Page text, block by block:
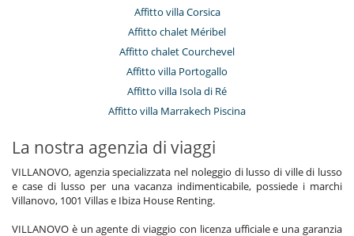
Affitto villa Corsica
Affitto chalet Méribel
Affitto chalet Courchevel
Affitto villa Portogallo
Affitto villa Isola di Ré
Affitto villa Marrakech Piscina
La nostra agenzia di viaggi
VILLANOVO, agenzia specializzata nel noleggio di lusso di ville di lusso
e case di lusso per una vacanza indimenticabile, possiede i marchi
Villanovo, 1001 Villas e Ibiza House Renting.
VILLANOVO è un agente di viaggio con licenza ufficiale e una garanzia